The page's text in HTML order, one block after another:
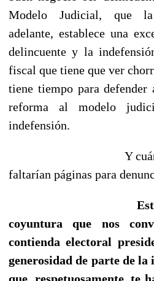
Modelo Judicial, que
adelante, establece una
delincuente y la
fiscal que tiene que ver
tiene tiempo para
reforma al modelo
indefensión.
Y cuántas
faltarían páginas para
coyuntura que nos
contienda electoral
generosidad de parte de la